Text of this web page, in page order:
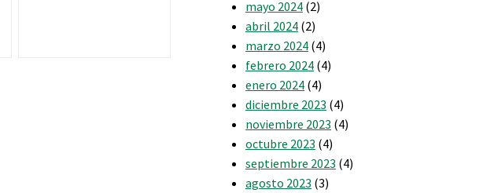
mayo 2024 (2)
abril 2024 (2)
marzo 2024 (4)
febrero 2024 (4)
enero 2024 (4)
diciembre 2023 (4)
noviembre 2023 (4)
octubre 2023 (4)
septiembre 2023 (4)
agosto 2023 (3)